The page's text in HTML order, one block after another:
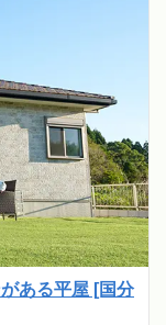
ある平屋 [国分